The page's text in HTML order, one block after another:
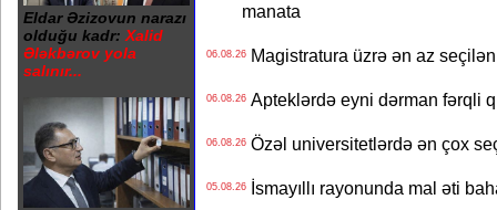
Eldar Əzizovun narazı
olduğu kadr: Xalid
Ələkbərov yola
salınır...
manata
06.08.26Magistratura üzrə ən az
06.08.26Apteklərdə eyni dərman fərqli
06.08.26Özəl universitetlərdə ən çox
05.08.26İsmayıllı rayonunda mal əti